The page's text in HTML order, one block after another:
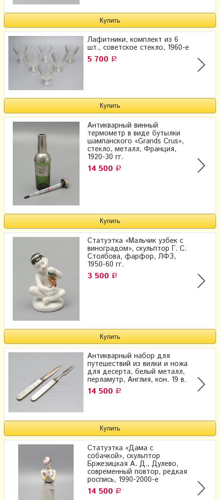
Лафитники, комплект из 6
шт., советское стекло, 1960-е
5 700 Р
Антикварный винный
термометр в виде бутылки
шампанского «Grands Crus»,
стекло, металл, Франция,
1920-30 гг.
14 500 Р
Статуэтка «Мальчик узбек с
виноградом», скульптор Г. С.
Столбова, фарфор, ЛФЗ,
1950-60 гг.
3 500 Р
Антикварный набор для
путешествий из вилки и ножа​
для десерта, белый металл,
перламутр, Англия, кон. 19 в.
14 500 Р
Статуэтка «Дама с
собачкой», скульптор
Бржезицкая А. Д., Дулево,
современный повтор, редкая
роспись, 1990-2000-е
14 500 Р